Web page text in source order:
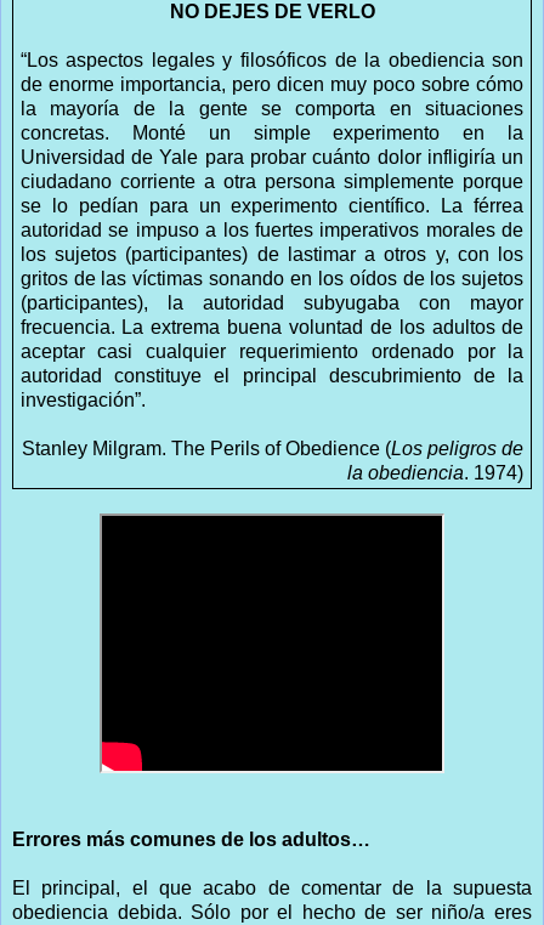
NO DEJES DE VERLO
“Los aspectos legales y filosóficos de la obediencia son
de enorme importancia, pero dicen muy poco sobre cómo
la mayoría de la gente se comporta en situaciones
concretas. Monté un simple experimento en la
Universidad de Yale para probar cuánto dolor infligiría un
ciudadano corriente a otra persona simplemente porque
se lo pedían para un experimento científico. La férrea
autoridad se impuso a los fuertes imperativos morales de
los sujetos (participantes) de lastimar a otros y, con los
gritos de las víctimas sonando en los oídos de los sujetos
(participantes), la autoridad subyugaba con mayor
frecuencia. La extrema buena voluntad de los adultos de
aceptar casi cualquier requerimiento ordenado por la
autoridad constituye el principal descubrimiento de la
investigación”.
Stanley Milgram. The Perils of Obedience (Los peligros de
la obediencia. 1974)
Errores más comunes de los adultos…
El principal, el que acabo de comentar de la supuesta
obediencia debida. Sólo por el hecho de ser niño/a eres